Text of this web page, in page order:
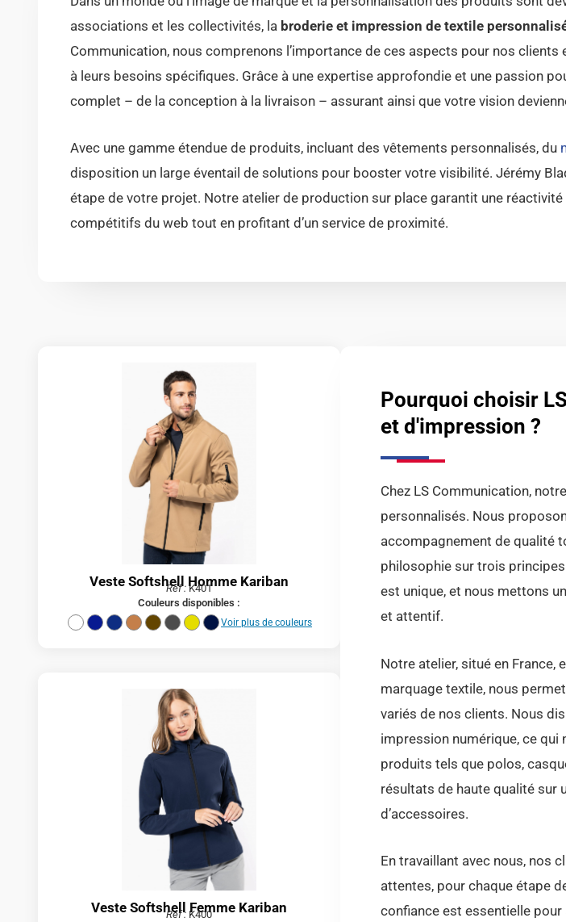
associations et les collectivités, la broderie et impression de textile
Communication, nous comprenons l’importance de ces aspects pour nos
à leurs besoins spécifiques. Grâce à une expertise approfondie et une passion
complet – de la conception à la livraison – assurant ainsi que votre vision
Avec une gamme étendue de produits, incluant des vêtements personnalisés, du
disposition un large éventail de solutions pour booster votre visibilité. Jérémy
étape de votre projet. Notre atelier de production sur place garantit une
compétitifs du web tout en profitant d’un service de proximité.
Veste Softshell Homme Kariban
Réf : K401
Couleurs disponibles :
Voir plus de couleurs
Veste Softshell Femme Kariban
Réf : K400
Pourquoi choisir
et d'impression ?
Chez LS Communication,
personnalisés. Nous
accompagnement de qualité
philosophie sur trois
est unique, et nous mettons
et attentif.
Notre atelier, situé en
marquage textile, nous
variés de nos clients. Nous
impression numérique, ce
produits tels que polos,
résultats de haute qualité sur
d’accessoires.
En travaillant avec nous, nos
attentes, pour chaque étape
confiance est essentielle